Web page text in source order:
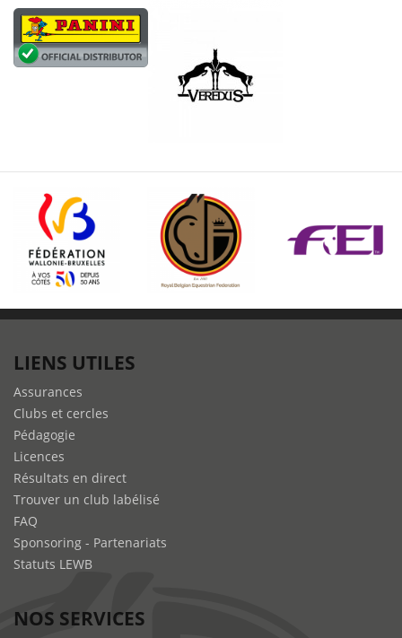
LIENS UTILES
Assurances
Clubs et cercles
Pédagogie
Licences
Résultats en direct
Trouver un club labélisé
FAQ
Sponsoring - Partenariats
Statuts LEWB
NOS SERVICES